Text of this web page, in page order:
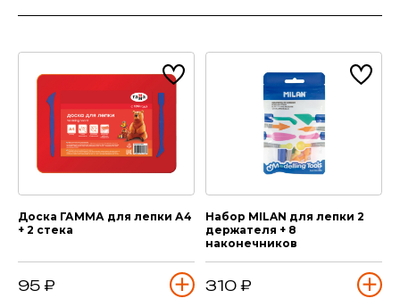
Доска ГАММА для лепки А4
+ 2 стека
95 ₽
Набор MILAN для лепки 2
держателя + 8
наконечников
310 ₽